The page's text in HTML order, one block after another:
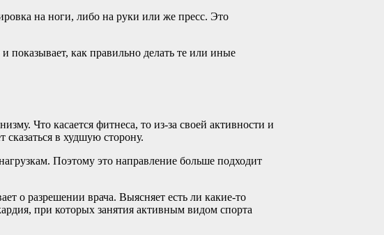
на ноги, либо на руки или же пресс. Это
показывает, как правильно делать те или иные
Что касается фитнеса, то из-за своей активности и
в худшую сторону.
Поэтому это направление больше подходит
о разрешении врача. Выясняет есть ли какие-то
при которых занятия активным видом спорта